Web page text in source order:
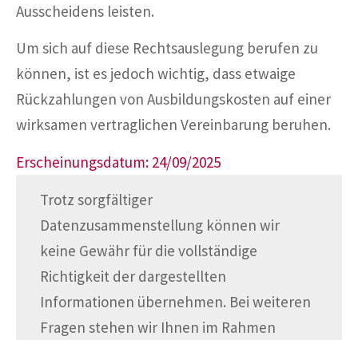
Ausscheidens leisten.
Um sich auf diese Rechtsauslegung berufen zu
können, ist es jedoch wichtig, dass etwaige
Rückzahlungen von Ausbildungskosten auf einer
wirksamen vertraglichen Vereinbarung beruhen.
Erscheinungsdatum: 24/09/2025
Trotz sorgfältiger
Datenzusammenstellung können wir
keine Gewähr für die vollständige
Richtigkeit der dargestellten
Informationen übernehmen. Bei weiteren
Fragen stehen wir Ihnen im Rahmen